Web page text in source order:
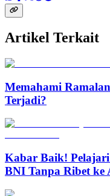
Artikel Terkait
Memahami
Terjadi?
Kabar Baik!
BNI Tanpa Ribet ke